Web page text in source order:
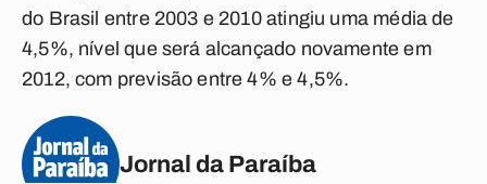
do Brasil entre 2003 e 2010 atingiu uma média de
4,5%, nível que será alcançado novamente em
2012, com previsão entre 4% e 4,5%.
Jornal da Paraíba